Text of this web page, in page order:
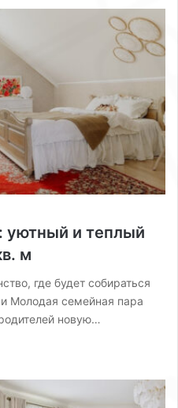
уютный и теплый
м
где будет собираться
Молодая семейная пара
новую…